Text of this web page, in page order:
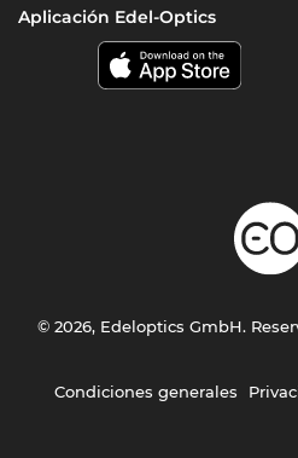
Aplicación Edel-Optics
Condiciones generales
© 2026, Edeloptics GmbH.